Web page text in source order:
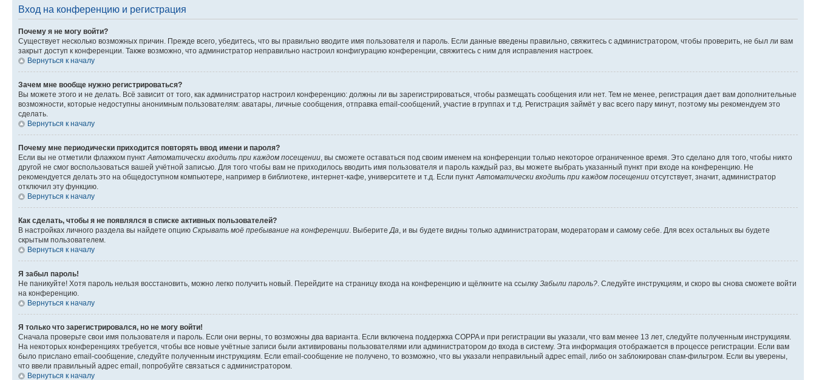
Вход на конференцию и регистрация
Почему я не могу войти?
Существует несколько возможных причин. Прежде всего, убедитесь, что вы правильно вводите имя пользователя и пароль. Если данные введены правильно, свяжитесь с администратором, чтобы проверить, не был ли вам
закрыт доступ к конференции. Также возможно, что администратор неправильно настроил конфигурацию конференции, свяжитесь с ним для исправления настроек.
Вернуться к началу
Зачем мне вообще нужно регистрироваться?
Вы можете этого и не делать. Всё зависит от того, как администратор настроил конференцию: должны ли вы зарегистрироваться, чтобы размещать сообщения или нет. Тем не менее, регистрация дает вам дополнительные
возможности, которые недоступны анонимным пользователям: аватары, личные сообщения, отправка email-сообщений, участие в группах и т.д. Регистрация займёт у вас всего пару минут, поэтому мы рекомендуем это
сделать.
Вернуться к началу
Почему мне периодически приходится повторять ввод имени и пароля?
Если вы не отметили флажком пункт Автоматически входить при каждом посещении , вы сможете оставаться под своим именем на конференции только некоторое ограниченное время. Это сделано для того, чтобы никто
другой не смог воспользоваться вашей учётной записью. Для того чтобы вам не приходилось вводить имя пользователя и пароль каждый раз, вы можете выбрать указанный пункт при входе на конференцию. Не
рекомендуется делать это на общедоступном компьютере, например в библиотеке, интернет-кафе, университете и т.д. Если пункт Автоматически входить при каждом посещении отсутствует, значит, администратор
отключил эту функцию.
Вернуться к началу
Как сделать, чтобы я не появлялся в списке активных пользователей?
В настройках личного раздела вы найдете опцию Скрывать моё пребывание на конференции . Выберите Да , и вы будете видны только администраторам, модераторам и самому себе. Для всех остальных вы будете
скрытым пользователем.
Вернуться к началу
Я забыл пароль!
Не паникуйте! Хотя пароль нельзя восстановить, можно легко получить новый. Перейдите на страницу входа на конференцию и щёлкните на ссылку Забыли пароль? . Следуйте инструкциям, и скоро вы снова сможете войти
на конференцию.
Вернуться к началу
Я только что зарегистрировался, но не могу войти!
Сначала проверьте свои имя пользователя и пароль. Если они верны, то возможны два варианта. Если включена поддержка COPPA и при регистрации вы указали, что вам менее 13 лет, следуйте полученным инструкциям.
На некоторых конференциях требуется, чтобы все новые учётные записи были активированы пользователями или администратором до входа в систему. Эта информация отображается в процессе регистрации. Если вам
было прислано email-сообщение, следуйте полученным инструкциям. Если email-сообщение не получено, то возможно, что вы указали неправильный адрес email, либо он заблокирован спам-фильтром. Если вы уверены,
что ввели правильный адрес email, попробуйте связаться с администратором.
Вернуться к началу